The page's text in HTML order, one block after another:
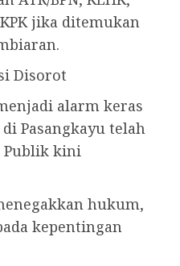
jika ditemukan
Disorot
alarm keras
Pasangkayu telah
Publik kini
hukum,
kepentingan